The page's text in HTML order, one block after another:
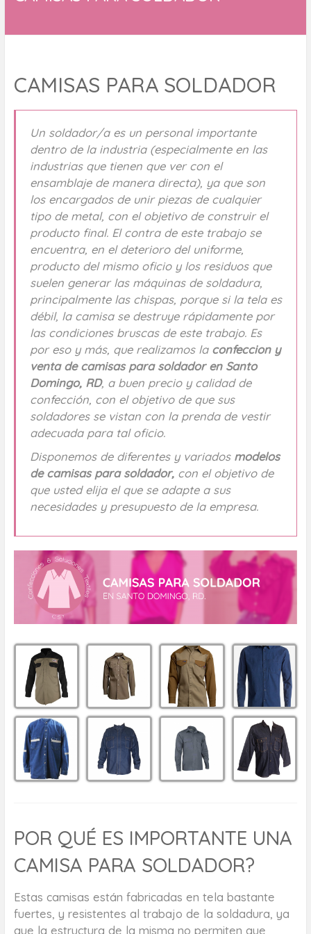
CAMISAS PARA SOLDADOR
Un soldador/a es un personal importante
dentro de la industria (especialmente en las
industrias que tienen que ver con el
ensamblaje de manera directa), ya que son
los encargados de unir piezas de cualquier
tipo de metal, con el objetivo de construir el
producto final. El contra de este trabajo se
encuentra, en el deterioro del uniforme,
producto del mismo oficio y los residuos que
suelen generar las máquinas de soldadura,
principalmente las chispas, porque si la tela es
débil, la camisa se destruye rápidamente por
las condiciones bruscas de este trabajo. Es
por eso y más, que realizamos la confeccion y
venta de camisas para soldador en Santo
Domingo, RD, a buen precio y calidad de
confección, con el objetivo de que sus
soldadores se vistan con la prenda de vestir
adecuada para tal oficio.
Disponemos de diferentes y variados modelos
de camisas para soldador, con el objetivo de
que usted elija el que se adapte a sus
necesidades y presupuesto de la empresa.
POR QUÉ ES IMPORTANTE UNA
CAMISA PARA SOLDADOR?
Estas camisas están fabricadas en tela bastante
fuertes, y resistentes al trabajo de la soldadura, ya
que la estructura de la misma no permiten que